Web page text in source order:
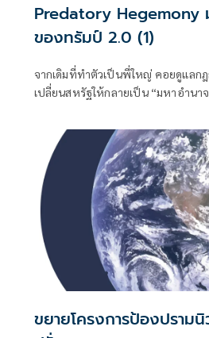
Predatory Hegemony
ของทรัมป์ 2.0 (1)
จากเดิมที่ทำตัวเป็นพี่ใหญ่ คอยดูแลก
เปลี่ยนสหรัฐให้กลายเป็น “มหาอำนา
ขยายโครงการป้องปราม